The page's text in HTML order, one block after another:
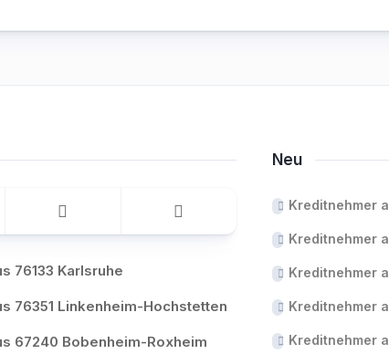
76133 Karlsruhe
76351 Linkenheim-Hochstetten
67240 Bobenheim-Roxheim
Neu
Kreditnehmer
Kreditnehmer
Kreditnehmer
Kreditnehmer
Kreditnehmer